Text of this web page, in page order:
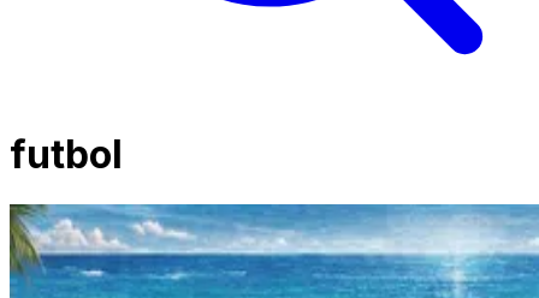
futbol